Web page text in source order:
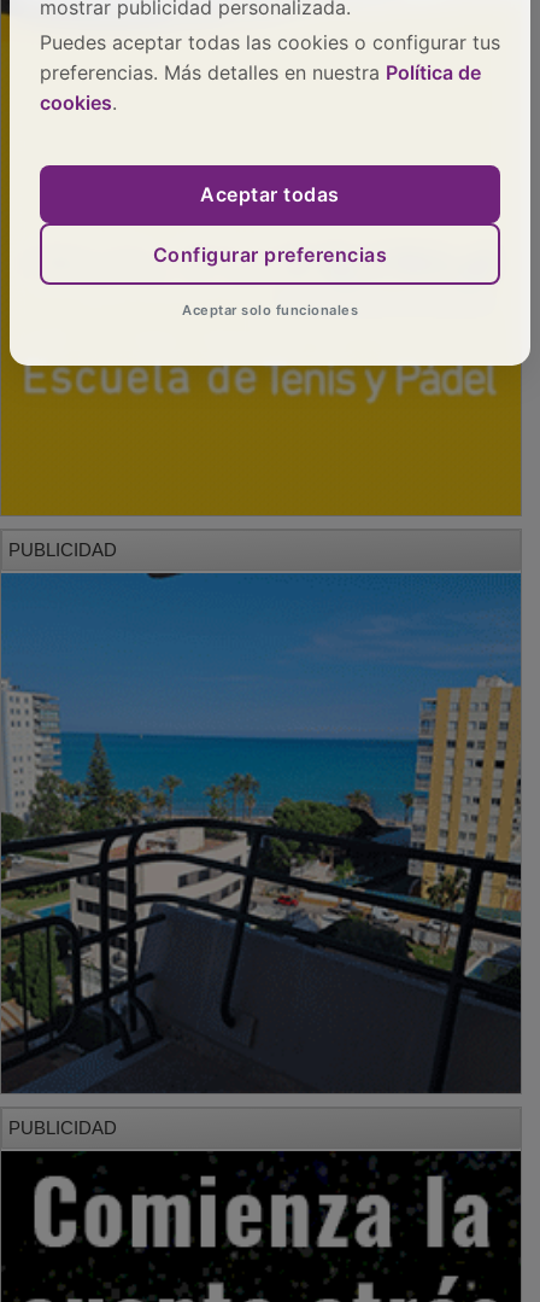
PUBLICIDAD
PUBLICIDAD
mostrar publicidad personalizada.
Puedes aceptar todas las cookies o configurar tus
preferencias. Más detalles en nuestra Política de
cookies.
Aceptar todas
Configurar preferencias
Aceptar solo funcionales